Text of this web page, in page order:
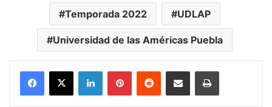
Temporada 2022 UDLAP
Universidad de las Américas Puebla
LinkedInPinterestReddit Share via Email Print